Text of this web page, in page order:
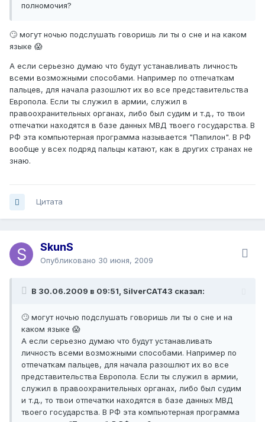
полномочия?
🙄 могут ночью подслушать говоришь ли ты о сне и на каком
языке 😱
А если серьезно думаю что будут устанавливать личность
всеми возможными способами. Например по отпечаткам
пальцев, для начала разошлют их во все представительства
Европола. Если ты служил в армии, служил в
правоохранительных органах, либо был судим и т.д., то твои
отпечатки находятся в базе данных МВД твоего государства. В
РФ эта компьютерная программа называется "Папилон". В РФ
вообще у всех подряд пальцы катают, как в других странах не
знаю.
Цитата
SkunS
Опубликовано 30 июня, 2009
В 30.06.2009 в 09:51, SilverCAT43 сказал:
🙄 могут ночью подслушать говоришь ли ты о сне и на
каком языке 😱
А если серьезно думаю что будут устанавливать
личность всеми возможными способами. Например по
отпечаткам пальцев, для начала разошлют их во все
представительства Европола. Если ты служил в армии,
служил в правоохранительных органах, либо был судим
и т.д., то твои отпечатки находятся в базе данных МВД
твоего государства. В РФ эта компьютерная программа